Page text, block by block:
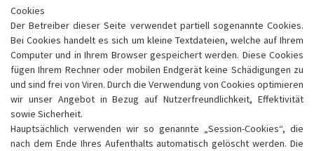
Cookies
Der Betreiber dieser Seite verwendet partiell sogenannte Cookies.
Bei Cookies handelt es sich um kleine Textdateien, welche auf Ihrem
Computer und in Ihrem Browser gespeichert werden. Diese Cookies
fügen Ihrem Rechner oder mobilen Endgerät keine Schädigungen zu
und sind frei von Viren. Durch die Verwendung von Cookies optimieren
wir unser Angebot in Bezug auf Nutzerfreundlichkeit, Effektivität
sowie Sicherheit.
Hauptsächlich verwenden wir so genannte „Session-Cookies“, die
nach dem Ende Ihres Aufenthalts automatisch gelöscht werden. Die